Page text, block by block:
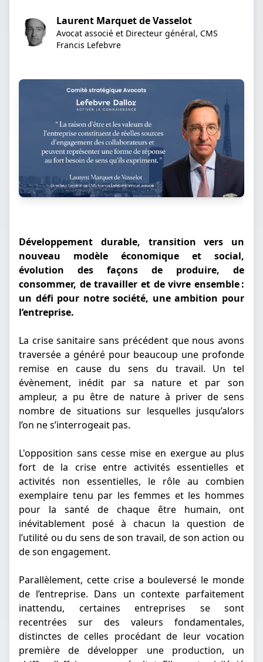
Laurent Marquet de Vasselot
Avocat associé et Directeur général, CMS
Francis Lefebvre
Développement durable, transition vers un
nouveau modèle économique et social,
évolution des façons de produire, de
consommer, de travailler et de vivre ensemble :
un défi pour notre société, une ambition pour
l’entreprise.
La crise sanitaire sans précédent que nous avons
traversée a généré pour beaucoup une profonde
remise en cause du sens du travail. Un tel
évènement, inédit par sa nature et par son
ampleur, a pu être de nature à priver de sens
nombre de situations sur lesquelles jusqu’alors
l’on ne s’interrogeait pas.
L'opposition sans cesse mise en exergue au plus
fort de la crise entre activités essentielles et
activités non essentielles, le rôle au combien
exemplaire tenu par les femmes et les hommes
pour la santé de chaque être humain, ont
inévitablement posé à chacun la question de
l’utilité ou du sens de son travail, de son action ou
de son engagement.
Parallèlement, cette crise a bouleversé le monde
de l’entreprise. Dans un contexte parfaitement
inattendu, certaines entreprises se sont
recentrées sur des valeurs fondamentales,
distinctes de celles procédant de leur vocation
première de développer une production, un